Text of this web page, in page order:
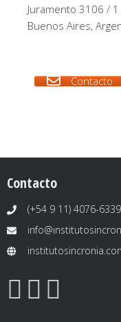
Juramento 3106 / 1
Buenos Aires,
Contacto
Contacto
(+54 9 11) 4076-6339